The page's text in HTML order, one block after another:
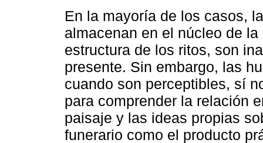
En la mayoría de los casos,
almacenan en el núcleo de
estructura de los ritos, son
presente. Sin embargo, las
cuando son perceptibles, sí
para comprender la relación
paisaje y las ideas propias
funerario como el producto